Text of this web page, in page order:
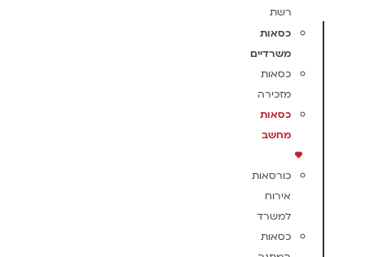
רשת
כסאות
משרדיים
כסאות
מזכירה
כסאות
מחשב
כורסאות
אירוח
למשרד
כסאות